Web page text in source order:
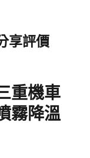
享評價
重機車
霧降溫